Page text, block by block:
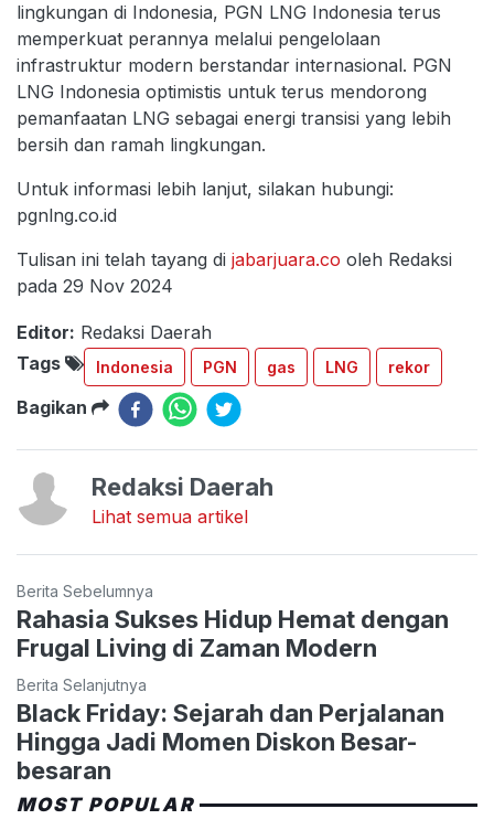
lingkungan di Indonesia, PGN LNG Indonesia terus
memperkuat perannya melalui pengelolaan
infrastruktur modern berstandar internasional. PGN
LNG Indonesia optimistis untuk terus mendorong
pemanfaatan LNG sebagai energi transisi yang lebih
bersih dan ramah lingkungan.
Untuk informasi lebih lanjut, silakan hubungi:
pgnlng.co.id
Tulisan ini telah tayang di jabarjuara.co oleh Redaksi
pada 29 Nov 2024
Editor: Redaksi Daerah
Tags
Indonesia PGN gas LNG rekor
Bagikan
Redaksi Daerah
Lihat semua artikel
Berita Sebelumnya
Rahasia Sukses Hidup Hemat dengan
Frugal Living di Zaman Modern
Berita Selanjutnya
Black Friday: Sejarah dan Perjalanan
Hingga Jadi Momen Diskon Besar-
besaran
MOST POPULAR